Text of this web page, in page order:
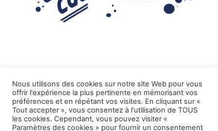
Mentions légales
Tous droits réservés CFE-CGC ADECCO.
Nous utilisons des cookies sur notre site Web pour vous
offrir l'expérience la plus pertinente en mémorisant vos
préférences et en répétant vos visites. En cliquant sur «
Tout accepter », vous consentez à l'utilisation de TOUS
les cookies. Cependant, vous pouvez visiter «
Paramètres des cookies » pour fournir un consentement